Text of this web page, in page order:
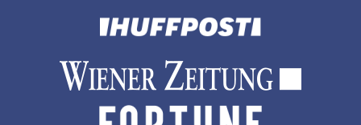
Hôtels aux Pays-Bas